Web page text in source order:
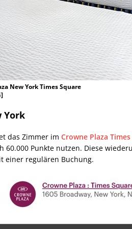
New York Times Square
York
das Zimmer im Crowne Plaza
60.000 Punkte nutzen. Diese
einer regulären Buchung.